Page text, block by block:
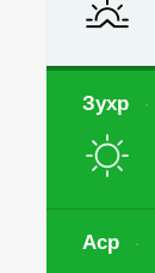
Зухр
Аср